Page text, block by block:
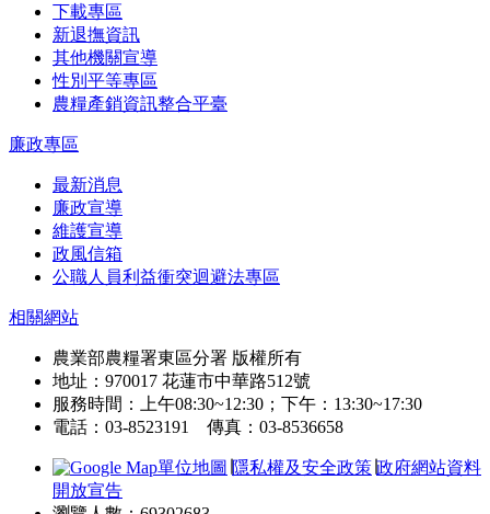
下載專區
新退撫資訊
其他機關宣導
性別平等專區
農糧產銷資訊整合平臺
廉政專區
最新消息
廉政宣導
維護宣導
政風信箱
公職人員利益衝突迴避法專區
相關網站
農業部農糧署東區分署 版權所有
地址：970017 花蓮市中華路512號
服務時間：上午08:30~12:30；下午：13:30~17:30
電話：03-8523191 傳真：03-8536658
單位地圖 隱私權及安全政策 政府網站資料
開放宣告